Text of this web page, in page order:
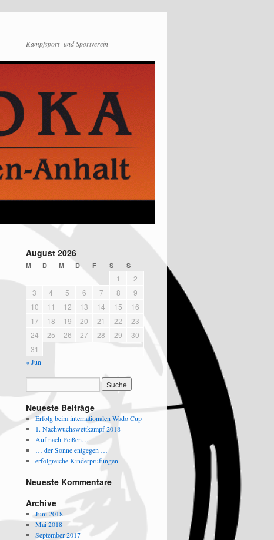
Kampfsport- und Sportverein
August 2026
M D M D F S S
1
2
3
4 5 6 7 8
9
10
11 12 13 14 15
16
17
18 19 20 21 22
23
24
25 26 27 28 29
30
31
« Jun
Neueste Beiträge
Erfolg beim internationalen Wado Cup
1. Nachwuchswettkampf 2018
Auf nach Peißen…
… der Sonne entgegen …
erfolgreiche Kinderprüfungen
Neueste Kommentare
Archive
Juni 2018
Mai 2018
September 2017